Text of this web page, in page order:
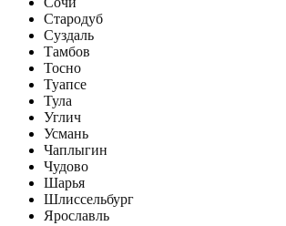
Стародуб
Суздаль
Тамбов
Тосно
Туапсе
Тула
Углич
Усмань
Чаплыгин
Чудово
Шарья
Шлиссельбург
Ярославль